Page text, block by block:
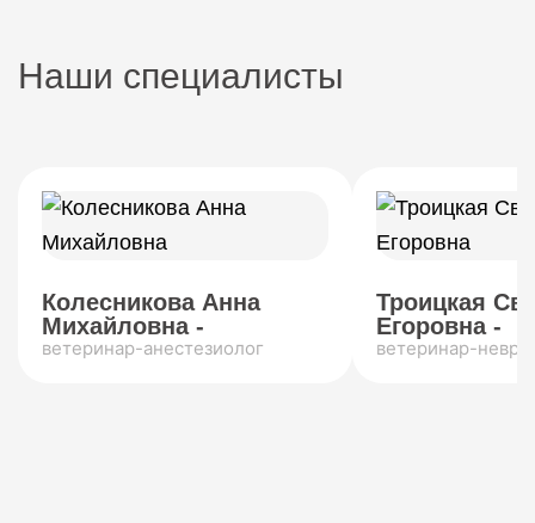
Наши специалисты
Колесникова Анна
Михайловна -
ветеринар-анестезиолог
Троицкая
Егоровна -
ветеринар-